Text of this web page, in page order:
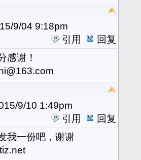
9/04 9:18pm
引用
回复
感谢！
9/10 1:49pm
引用
回复
我一份吧，谢谢